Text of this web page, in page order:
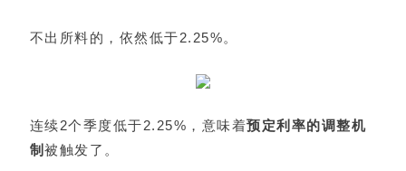
不出所料的，依然低于2.25%。
连续2个季度低于2.25%，意味着预定利率的调整机
制被触发了。